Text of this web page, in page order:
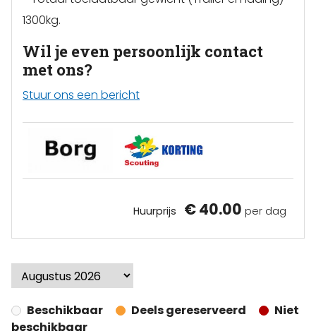
1300kg.
Wil je even persoonlijk contact
met ons?
Stuur ons een bericht
Huurprijs € 40.00 per dag
Beschikbaar Deels gereserveerd
Niet
beschikbaar